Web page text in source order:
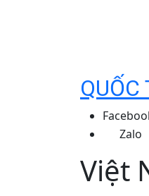
QUỐC
Zalo
Việt